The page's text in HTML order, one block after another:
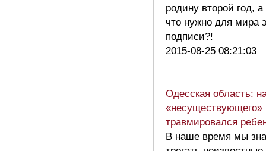
родину второй год,
что нужно для мира
подписи?!
2015-08-25 08:21:03
Одесская область:
«несуществующего»
травмировался
В наше время мы